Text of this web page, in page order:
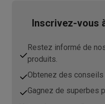
Inscrivez-vous
Restez informé de
produits.
Obtenez des conseils
Gagnez de superbes